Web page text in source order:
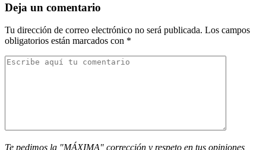
Deja un comentario
Tu dirección de correo electrónico no será publicada. Los campos
obligatorios están marcados con *
Te pedimos la "MÁXIMA" corrección y respeto en tus opiniones